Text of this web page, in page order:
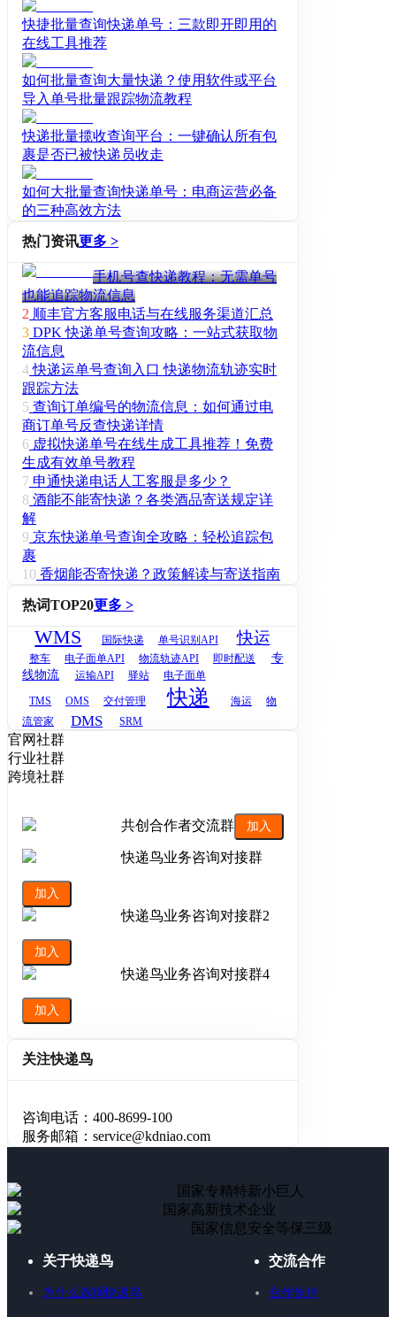
快捷批量查询快递单号：三款即开即用的
在线工具推荐
如何批量查询大量快递？使用软件或平台
导入单号批量跟踪物流教程
快递批量揽收查询平台：一键确认所有包
裹是否已被快递员收走
如何大批量查询快递单号：电商运营必备
的三种高效方法
热门资讯更多 >
手机号查快递教程：无需单号
也能追踪物流信息
2 顺丰官方客服电话与在线服务渠道汇总
3 DPK 快递单号查询攻略：一站式获取物
流信息
4 快递运单号查询入口 快递物流轨迹实时
跟踪方法
5 查询订单编号的物流信息：如何通过电
商订单号反查快递详情
6 虚拟快递单号在线生成工具推荐！免费
生成有效单号教程
7 申通快递电话人工客服是多少？
8 酒能不能寄快递？各类酒品寄送规定详
解
9 京东快递单号查询全攻略：轻松追踪包
裹
10 香烟能否寄快递？政策解读与寄送指南
热词TOP20更多 >
WMS 国际快递 单号识别API 快运
整车 电子面单API 物流轨迹API 即时配送
专
线物流
运输API 驿站 电子面单
TMS OMS 交付管理 快递 海运
物
流管家
DMS SRM
官网社群
行业社群
跨境社群
共创合作者交流群 加入
快递鸟业务咨询对接群
加入
快递鸟业务咨询对接群2
加入
快递鸟业务咨询对接群4
加入
关注快递鸟
咨询电话：400-8699-100
服务邮箱：service@kdniao.com
国家专精特新小巨人
国家高新技术企业
国家信息安全等保三级
关于快递鸟
为什么选择快递鸟
交流合作
合作伙伴